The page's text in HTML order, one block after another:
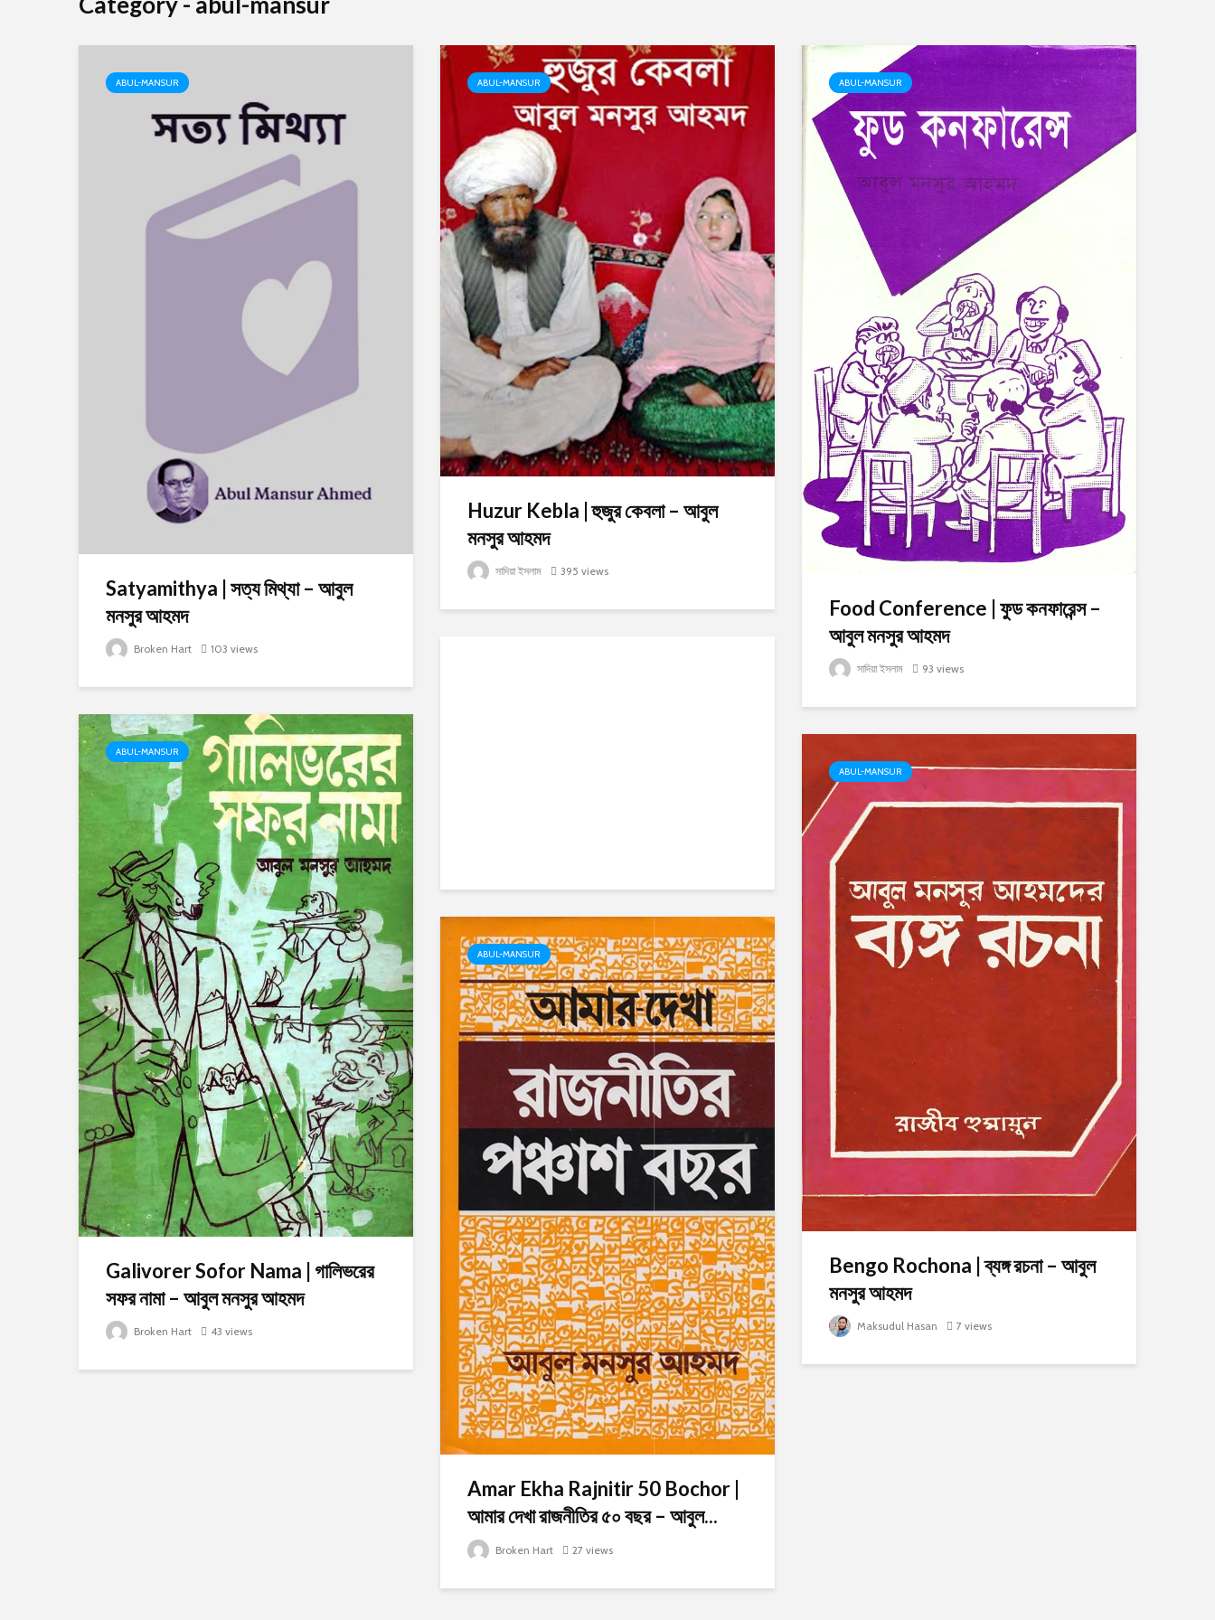
ABUL-MANSUR
Satyamithya | সত্য মিথ্যা – আবুল
মনসুর আহমদ
Broken Hart 103 views
ABUL-MANSUR
Huzur Kebla | হুজুর কেবলা – আবুল
মনসুর আহমদ
সাদিয়া ইসলাম 395 views
ABUL-MANSUR
Food Conference | ফুড কনফারেন্স –
আবুল মনসুর আহমদ
সাদিয়া ইসলাম 93 views
ABUL-MANSUR
Galivorer Sofor Nama | গালিভরের
সফর নামা – আবুল মনসুর আহমদ
Broken Hart 43 views
ABUL-MANSUR
Bengo Rochona | ব্যঙ্গ রচনা – আবুল
মনসুর আহমদ
Maksudul Hasan 7 views
ABUL-MANSUR
Amar Ekha Rajnitir 50 Bochor |
আমার দেখা রাজনীতির ৫০ বছর – আবুল...
Broken Hart 27 views